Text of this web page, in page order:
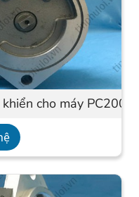
cho máy PC200-